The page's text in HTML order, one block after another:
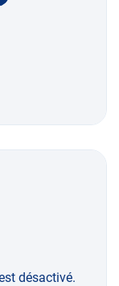
désactivé.